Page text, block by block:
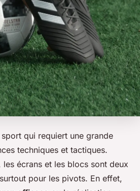
qui requiert une grande
techniques et tactiques.
les écrans et les blocs sont deux
pour les pivots. En effet,